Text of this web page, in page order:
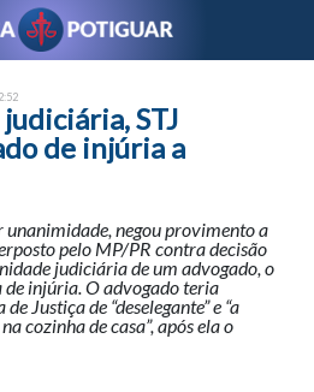
STJ
de injúria a
unanimidade, negou provimento a
pelo MP/PR contra decisão
judiciária de um advogado, o
injúria. O advogado teria
Justiça de “deselegante” e “a
cozinha de casa”, após ela o